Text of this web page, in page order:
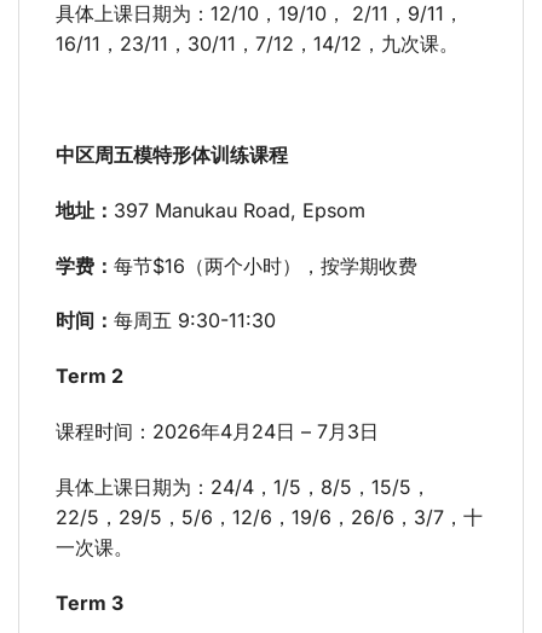
具体上课日期为：12/10，19/10， 2/11，9/11，
16/11，23/11，30/11，7/12，14/12，九次课。
中区周五模特形体训练课程
地址： 397 Manukau Road, Epsom
学费： 每节$16（两个小时），按学期收费
时间： 每周五 9:30-11:30
Term 2
课程时间：2026年4月24日 – 7月3日
具体上课日期为：24/4，1/5，8/5，15/5，
22/5，29/5，5/6，12/6，19/6，26/6，3/7，十
一次课。
Term 3